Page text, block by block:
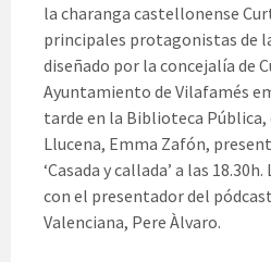
la charanga castellonense
principales protagonistas de
diseñado por la concejalía de
Ayuntamiento de Vilafamés
tarde en la Biblioteca
Llucena, Emma Zafón,
‘Casada y callada’ a las
con el presentador del
Valenciana, Pere Àlvaro.